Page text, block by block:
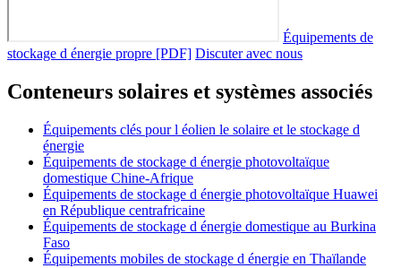
Équipements de
stockage d énergie propre [PDF] Discuter avec nous
Conteneurs solaires et systèmes associés
Équipements clés pour l éolien le solaire et le stockage d
énergie
Équipements de stockage d énergie photovoltaïque
domestique Chine-Afrique
Équipements de stockage d énergie photovoltaïque Huawei
en République centrafricaine
Équipements de stockage d énergie domestique au Burkina
Faso
Équipements mobiles de stockage d énergie en Thaïlande